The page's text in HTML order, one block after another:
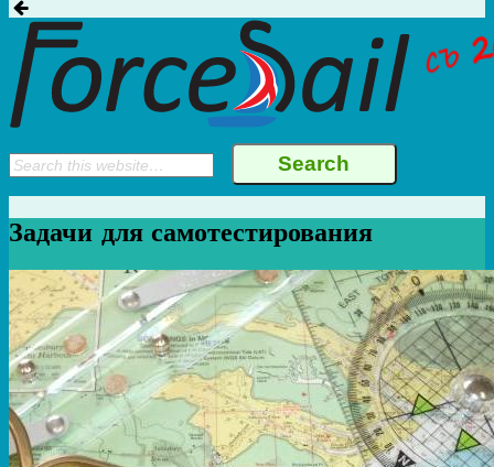
Задачи для самотестирования